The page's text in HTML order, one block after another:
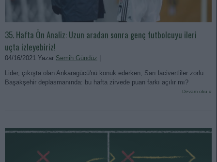
35. Hafta Ön Analiz: Uzun aradan sonra genç futbolcuyu ileri
uçta izleyebiriz!
04/16/2021 Yazar Semih Gündüz
Lider, çıkışta olan Ankaragücü'nü konuk ederken, Sarı lacivertliler zorlu
Başakşehir deplasmanında: bu hafta zirvede puan farkı açılır mı?
Devam oku »